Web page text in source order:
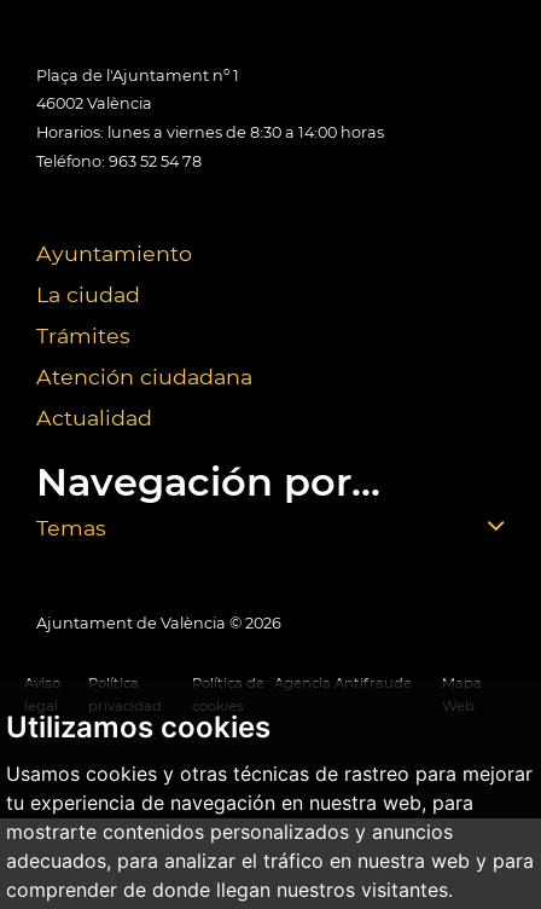
Utilizamos cookies
Usamos cookies y otras técnicas de rastreo para mejorar
tu experiencia de navegación en nuestra web, para
mostrarte contenidos personalizados y anuncios
adecuados, para analizar el tráfico en nuestra web y para
comprender de donde llegan nuestros visitantes.
Plaça de l'Ajuntament nº 1
46002 València
Horarios: lunes a viernes de 8:30 a 14:00 horas
Teléfono: 963 52 54 78
Ayuntamiento
La ciudad
Trámites
Atención ciudadana
Actualidad
Navegación por...
Temas
Ajuntament de València © 2026
Aviso
legal
Política
privacidad
Política de
cookies
Agencia Antifraude
Mapa
Web